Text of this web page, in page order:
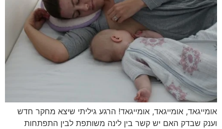
אומייגאד, אומייגאד, אומייגאד! הרגע גיליתי שיצא מחקר חדש
וענק שבדק האם יש קשר בין לינה משותפת לבין התפתחות